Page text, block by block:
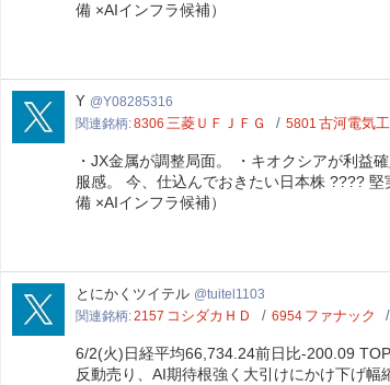
備 ×AIインフラ候補）
Y08285316
Y Y08285316
関連銘柄 8306 三菱ＵＦＪＦＧ 5801 古河電気
・JX金属が調整局面。 ・キオクシアが利益
服感。 今、仕込んでおきたい日本株 ????
備 ×AIインフラ候補）
tuitel1103
とにかくツイテル tuitel1103
関連銘柄 2157 コシダカＨＤ 6954 ファナック
6/2(火)日経平均66,734.24前日比-200.09
反動売り、AI期待根強く大引けにかけ下げ